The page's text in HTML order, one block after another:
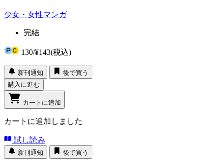
少女・女性マンガ
完結
130/¥143(税込)
新刊通知
後で買う
購入に進む
カートに追加
カートに追加しました
試し読み
新刊通知 後で買う